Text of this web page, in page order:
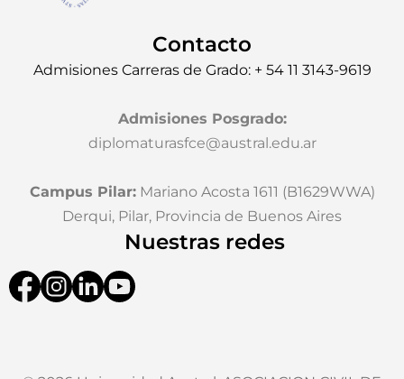
Contacto
Admisiones Carreras de Grado: + 54 11 3143-9619
Admisiones Posgrado:
diplomaturasfce@austral.edu.ar
Campus Pilar:Mariano Acosta 1611 (B1629WWA)
Derqui, Pilar, Provincia de Buenos Aires
Nuestras redes